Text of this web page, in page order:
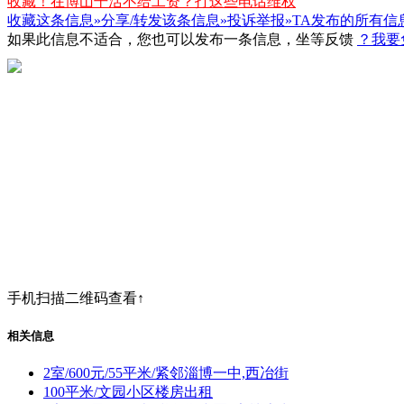
收藏这条信息»分享/转发该条信息»投诉举报»TA发布的所有信
如果此信息不适合，您也可以发布一条信息，坐等反馈 ？我
手机扫描二维码查看↑
相关信息
2室/600元/55平米/紧邻淄博一中,西冶街
100平米/文园小区楼房出租